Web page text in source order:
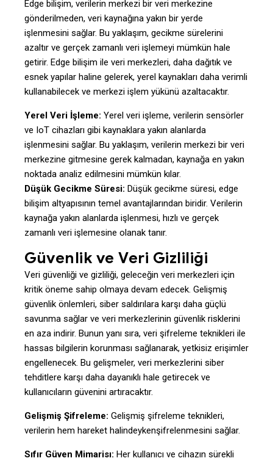
Edge bilişim, verilerin merkezi bir veri merkezine
gönderilmeden, veri kaynağına yakın bir yerde
işlenmesini sağlar. Bu yaklaşım, gecikme sürelerini
azaltır ve gerçek zamanlı veri işlemeyi mümkün hale
getirir. Edge bilişim ile veri merkezleri, daha dağıtık ve
esnek yapılar haline gelerek, yerel kaynakları daha verimli
kullanabilecek ve merkezi işlem yükünü azaltacaktır.
Yerel Veri İşleme: Yerel veri işleme, verilerin sensörler
ve IoT cihazları gibi kaynaklara yakın alanlarda
işlenmesini sağlar. Bu yaklaşım, verilerin merkezi bir veri
merkezine gitmesine gerek kalmadan, kaynağa en yakın
noktada analiz edilmesini mümkün kılar.
Düşük Gecikme Süresi: Düşük gecikme süresi, edge
bilişim altyapısının temel avantajlarından biridir. Verilerin
kaynağa yakın alanlarda işlenmesi, hızlı ve gerçek
zamanlı veri işlemesine olanak tanır.
Güvenlik ve Veri Gizliliği
Veri güvenliği ve gizliliği, geleceğin veri merkezleri için
kritik öneme sahip olmaya devam edecek. Gelişmiş
güvenlik önlemleri, siber saldırılara karşı daha güçlü
savunma sağlar ve veri merkezlerinin güvenlik risklerini
en aza indirir. Bunun yanı sıra, veri şifreleme teknikleri ile
hassas bilgilerin korunması sağlanarak, yetkisiz erişimler
engellenecek. Bu gelişmeler, veri merkezlerini siber
tehditlere karşı daha dayanıklı hale getirecek ve
kullanıcıların güvenini artıracaktır.
Gelişmiş Şifreleme: Gelişmiş şifreleme teknikleri,
verilerin hem hareket halindeykenşifrelenmesini sağlar.
Sıfır Güven Mimarisı: Her kullanıcı ve cihazın sürekli